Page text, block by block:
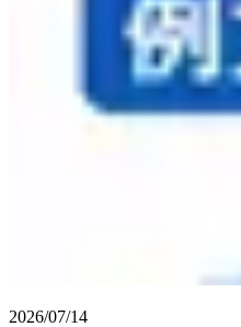
2026/07/14